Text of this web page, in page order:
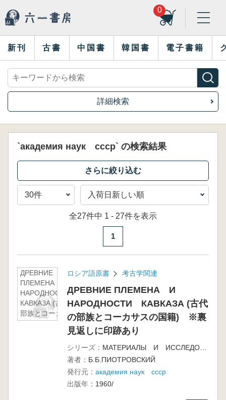
0
新刊 古書 中国書 韓国書 電子書籍
詳細検索
`академия наук ссср` の検索結果
全27件中 1 - 27件を表示
1
ДРЕВНИЕ
ПЛЕМЕНА И
НАРОДНОСТИ
КАВКАЗА (古代の
部族とコーカサス
の国籍) ※裏見
返しに印跡あり
ロシア語原書 考古学関連
ДРЕВНИЕ ПЛЕМЕНА И
НАРОДНОСТИ КАВКАЗА (古代
の部族とコーカサスの国籍) ※裏
見返しに印跡あり
シリーズ：
МАТЕРИАЛЫ И ИССЛЕДОВАНИЯ ПО АРХЕОЛОГИИ СССР 68
著者： Б.Б.ПИОТРОВСКИЙ
発行元： академия наук ссср
出版年： 1960/